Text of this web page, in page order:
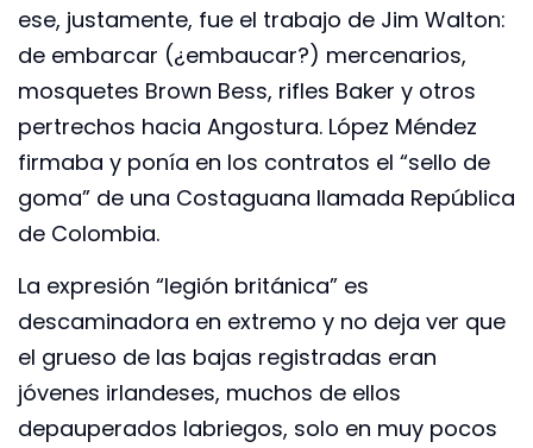
ese, justamente, fue el trabajo de Jim Walton:
de embarcar (¿embaucar?) mercenarios,
mosquetes Brown Bess, rifles Baker y otros
pertrechos hacia Angostura. López Méndez
firmaba y ponía en los contratos el “sello de
goma” de una Costaguana llamada República
de Colombia.
La expresión “legión británica” es
descaminadora en extremo y no deja ver que
el grueso de las bajas registradas eran
jóvenes irlandeses, muchos de ellos
depauperados labriegos, solo en muy pocos